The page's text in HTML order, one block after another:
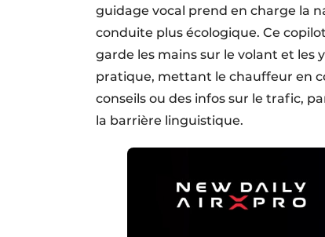
guidage vocal prend en charge la
conduite plus écologique. Ce
garde les mains sur le volant et les
pratique, mettant le chauffeur en
conseils ou des infos sur le trafic,
la barrière linguistique.